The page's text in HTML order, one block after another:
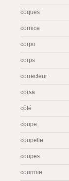
coques
cornice
corpo
corps
correcteur
corsa
côté
coupe
coupelle
coupes
courroie